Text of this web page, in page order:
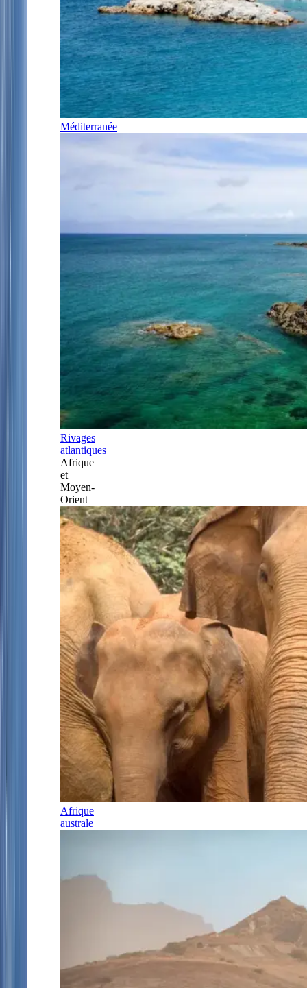
Méditerranée
Rivages
atlantiques
Afrique
et
Moyen-
Orient
Afrique
australe